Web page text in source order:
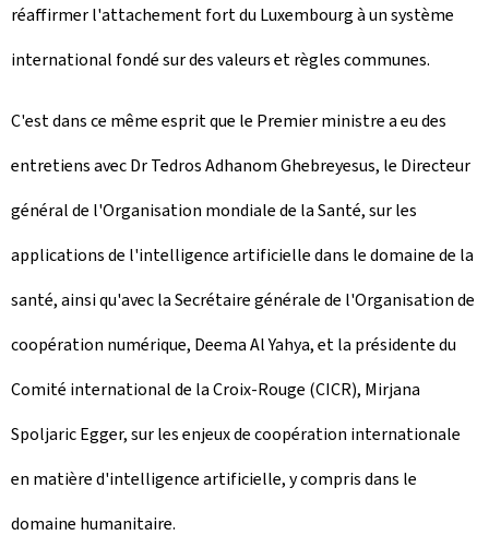
réaffirmer l'attachement fort du Luxembourg à un système
international fondé sur des valeurs et règles communes.
C'est dans ce même esprit que le Premier ministre a eu des
entretiens avec Dr Tedros Adhanom Ghebreyesus, le Directeur
général de l'Organisation mondiale de la Santé, sur les
applications de l'intelligence artificielle dans le domaine de la
santé, ainsi qu'avec la Secrétaire générale de l'Organisation de
coopération numérique, Deema Al Yahya, et la présidente du
Comité international de la Croix-Rouge (CICR), Mirjana
Spoljaric Egger, sur les enjeux de coopération internationale
en matière d'intelligence artificielle, y compris dans le
domaine humanitaire.